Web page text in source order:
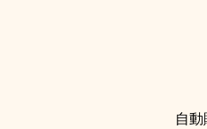
自